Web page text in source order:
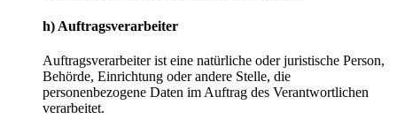
h) Auftragsverarbeiter
Auftragsverarbeiter ist eine natürliche oder juristische Person,
Behörde, Einrichtung oder andere Stelle, die
personenbezogene Daten im Auftrag des Verantwortlichen
verarbeitet.